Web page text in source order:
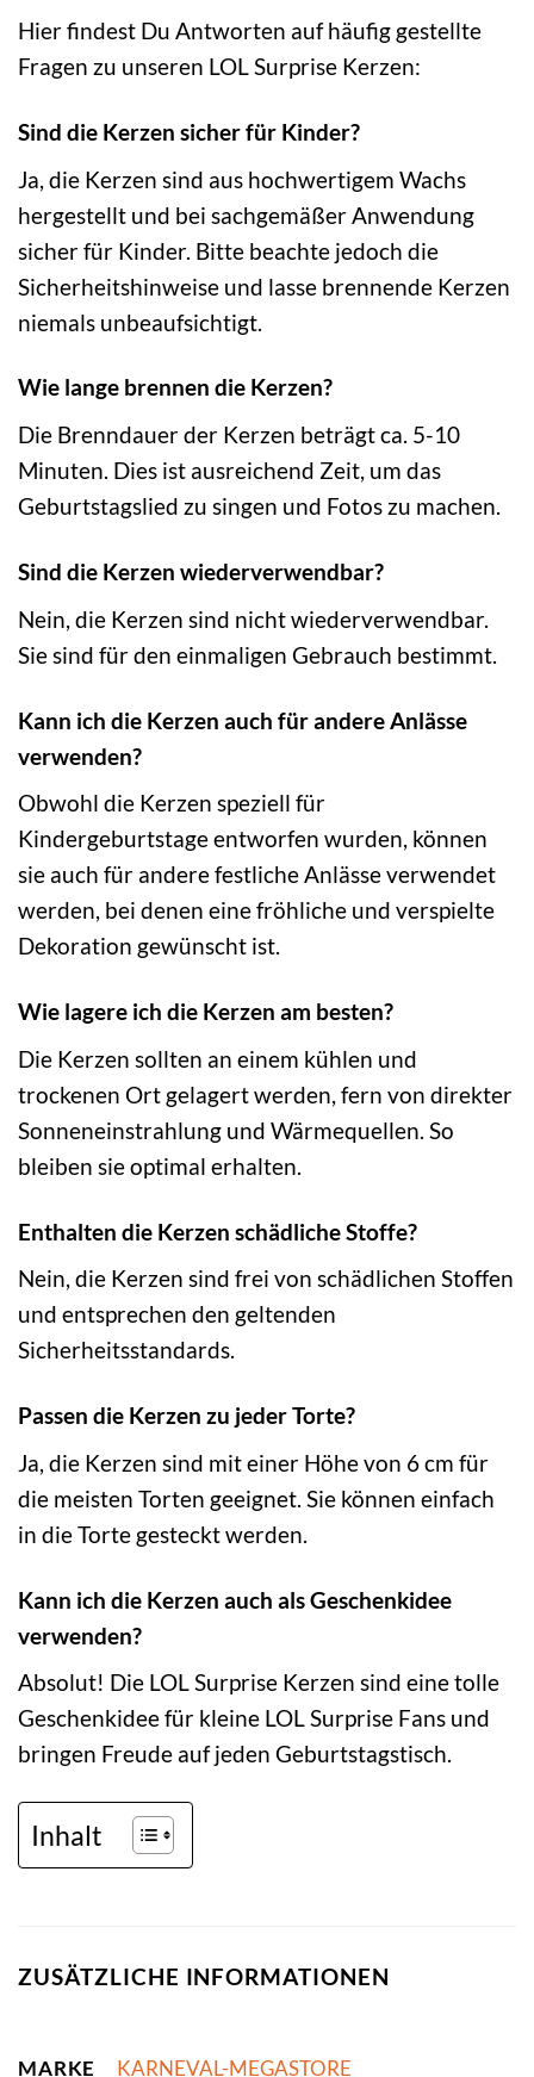
Hier findest Du Antworten auf häufig gestellte
Fragen zu unseren LOL Surprise Kerzen:
Sind die Kerzen sicher für Kinder?
Ja, die Kerzen sind aus hochwertigem Wachs
hergestellt und bei sachgemäßer Anwendung
sicher für Kinder. Bitte beachte jedoch die
Sicherheitshinweise und lasse brennende Kerzen
niemals unbeaufsichtigt.
Wie lange brennen die Kerzen?
Die Brenndauer der Kerzen beträgt ca. 5-10
Minuten. Dies ist ausreichend Zeit, um das
Geburtstagslied zu singen und Fotos zu machen.
Sind die Kerzen wiederverwendbar?
Nein, die Kerzen sind nicht wiederverwendbar.
Sie sind für den einmaligen Gebrauch bestimmt.
Kann ich die Kerzen auch für andere Anlässe
verwenden?
Obwohl die Kerzen speziell für
Kindergeburtstage entworfen wurden, können
sie auch für andere festliche Anlässe verwendet
werden, bei denen eine fröhliche und verspielte
Dekoration gewünscht ist.
Wie lagere ich die Kerzen am besten?
Die Kerzen sollten an einem kühlen und
trockenen Ort gelagert werden, fern von direkter
Sonneneinstrahlung und Wärmequellen. So
bleiben sie optimal erhalten.
Enthalten die Kerzen schädliche Stoffe?
Nein, die Kerzen sind frei von schädlichen Stoffen
und entsprechen den geltenden
Sicherheitsstandards.
Passen die Kerzen zu jeder Torte?
Ja, die Kerzen sind mit einer Höhe von 6 cm für
die meisten Torten geeignet. Sie können einfach
in die Torte gesteckt werden.
Kann ich die Kerzen auch als Geschenkidee
verwenden?
Absolut! Die LOL Surprise Kerzen sind eine tolle
Geschenkidee für kleine LOL Surprise Fans und
bringen Freude auf jeden Geburtstagstisch.
Inhalt
ZUSÄTZLICHE INFORMATIONEN
MARKE KARNEVAL-MEGASTORE